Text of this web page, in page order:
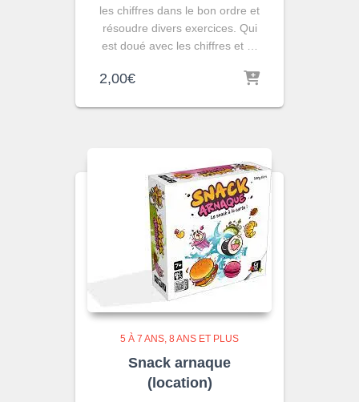
les chiffres dans le bon ordre et
résoudre divers exercices. Qui
est doué avec les chiffres et …
2,00€
5 À 7 ANS 8 ANS ET PLUS
Snack arnaque
(location)